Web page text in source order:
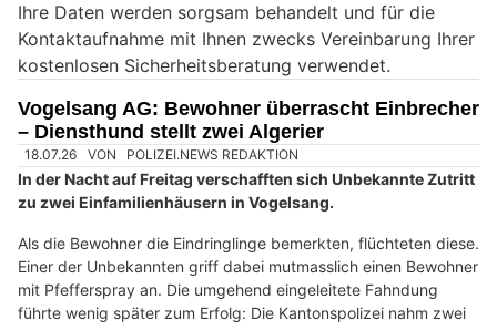
e
i
n
e
n
s
c
?
D
a
Ihre Daten werden sorgsam behandelt und für die
Kontaktaufnahme mit Ihnen zwecks Vereinbarung Ihrer
kostenlosen Sicherheitsberatung verwendet.
Vogelsang AG: Bewohner überrascht Einbrecher
– Diensthund stellt zwei Algerier